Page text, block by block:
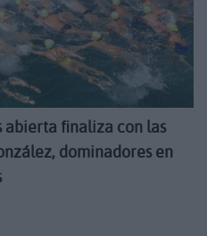
abierta finaliza con las
dominadores en